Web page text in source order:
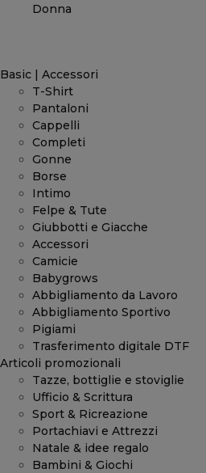
Donna
Basic | Accessori
T-Shirt
Pantaloni
Cappelli
Completi
Gonne
Borse
Intimo
Felpe & Tute
Giubbotti e Giacche
Accessori
Camicie
Babygrows
Abbigliamento da Lavoro
Abbigliamento Sportivo
Pigiami
Trasferimento digitale DTF
Articoli promozionali
Tazze, bottiglie e stoviglie
Ufficio & Scrittura
Sport & Ricreazione
Portachiavi e Attrezzi
Natale & idee regalo
Bambini & Giochi